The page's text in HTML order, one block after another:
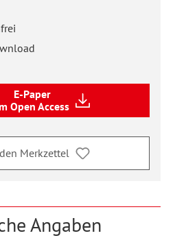
E-Paper
Open Access
Merkzettel
Angaben